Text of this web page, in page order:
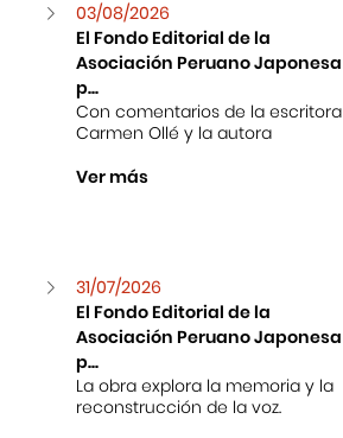
03/08/2026
El Fondo Editorial de la
Asociación Peruano Japonesa
p...
Con comentarios de la escritora
Carmen Ollé y la autora
Ver más
31/07/2026
El Fondo Editorial de la
Asociación Peruano Japonesa
p...
La obra explora la memoria y la
reconstrucción de la voz.